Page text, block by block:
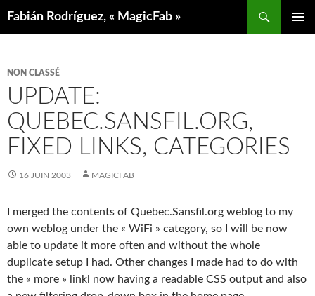
Fabián Rodríguez, « MagicFab »
NON CLASSÉ
UPDATE:
QUEBEC.SANSFIL.ORG,
FIXED LINKS, CATEGORIES
16 JUIN 2003 MAGICFAB
I merged the contents of Quebec.Sansfil.org weblog to my
own weblog under the « WiFi » category, so I will be now
able to update it more often and without the whole
duplicate setup I had. Other changes I made had to do with
the « more » linkl now having a readable CSS output and also